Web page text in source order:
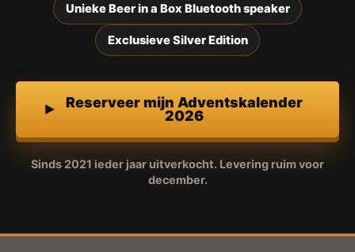
Unieke Beer in a Box Bluetooth speaker
Exclusieve Silver Edition
Reserveer mijn Adventskalender
2026
Sinds 2021 ieder jaar uitverkocht. Levering ruim voor
december.